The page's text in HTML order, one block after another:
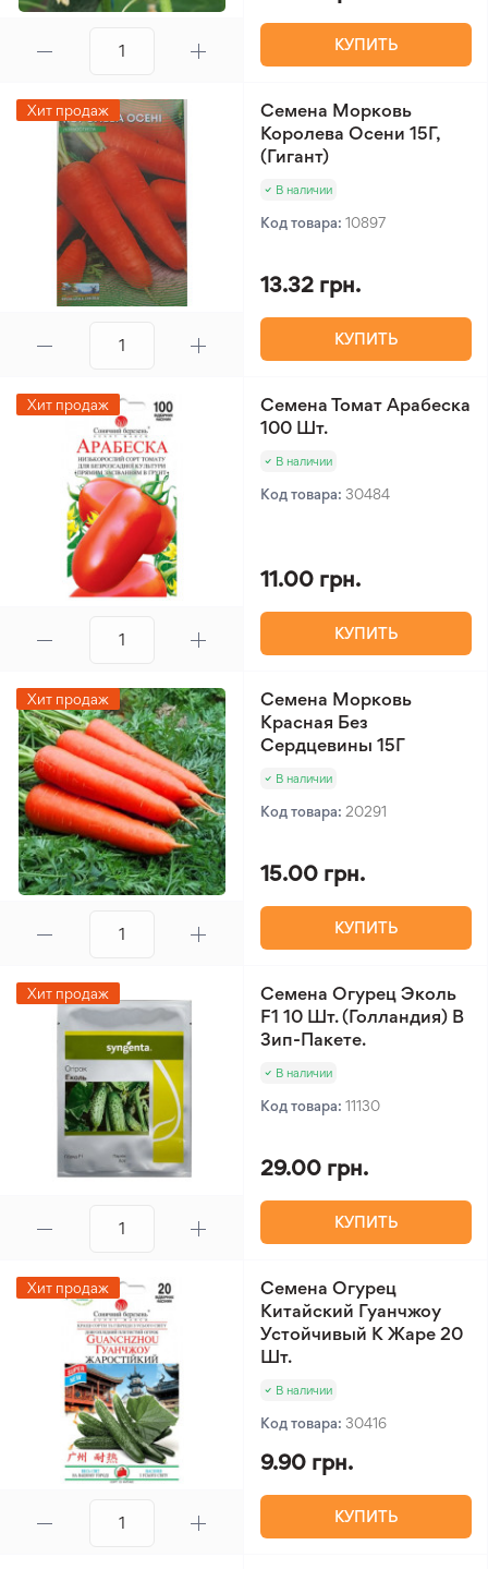
КУПИТЬ
Хит продаж
Семена Морковь
Королева Осени 15Г,
(Гигант)
В наличии
Код товара: 10897
13.32 грн.
КУПИТЬ
Хит продаж
Семена Томат Арабеска
100 Шт.
В наличии
Код товара: 30484
11.00 грн.
КУПИТЬ
Хит продаж
Семена Морковь
Красная Без
Сердцевины 15Г
В наличии
Код товара: 20291
15.00 грн.
КУПИТЬ
Хит продаж
Семена Огурец Эколь
F1 10 Шт. (Голландия) В
Зип-Пакете.
В наличии
Код товара: 11130
29.00 грн.
КУПИТЬ
Хит продаж
Семена Огурец
Китайский Гуанчжоу
Устойчивый К Жаре 20
Шт.
В наличии
Код товара: 30416
9.90 грн.
КУПИТЬ